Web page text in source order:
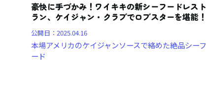
豪快に手づかみ！ワイキキの新シーフードレスト
ラン、ケイジャン・クラブでロブスターを堪能！
公開日：2025.04.16
本場アメリカのケイジャンソースで絡めた絶品シーフ
ード